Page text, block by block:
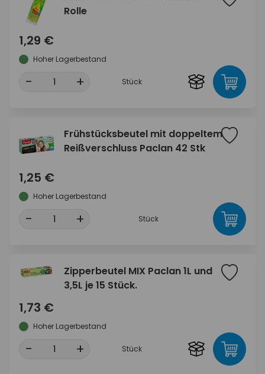
Rolle
1,29 €
Hoher Lagerbestand
- + Stück
Frühstücksbeutel mit doppeltem
Reißverschluss Paclan 42 Stk
1,25 €
Hoher Lagerbestand
- + Stück
Zipperbeutel MIX Paclan 1L und
3,5L je 15 Stück.
1,73 €
Hoher Lagerbestand
- + Stück